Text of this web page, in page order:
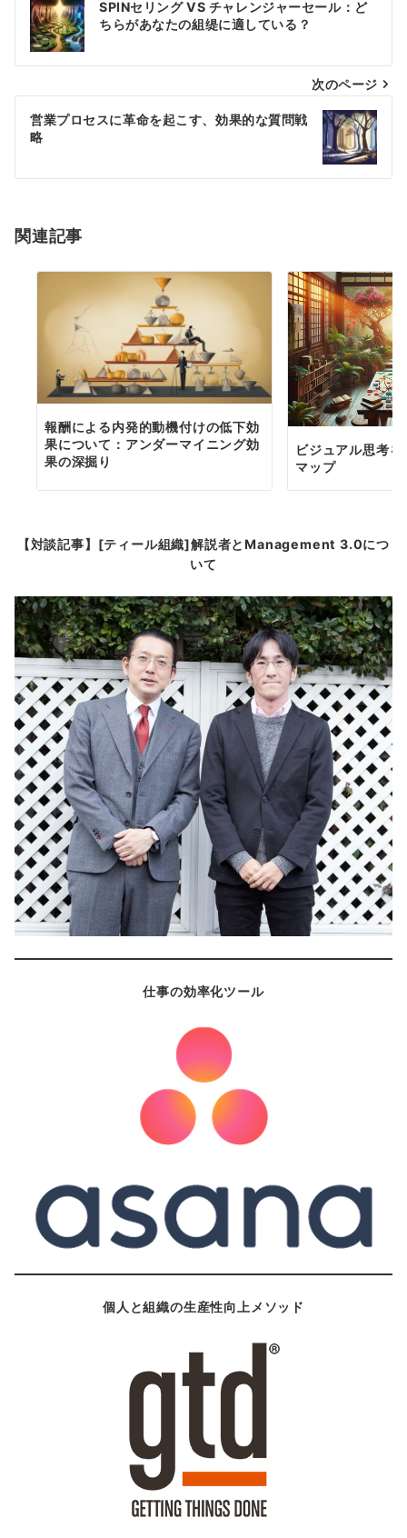
稿
ナ
ビ
ゲ
シ
ン
SPINセリング VS チャレンジャーセール：ど
ちらがあなたの組缇に適している？
次のページ
営業プロセスに革命を起こす、効果的な質問戦
略
関連記事
報酬による内発的動機付けの低下効
果について：アンダーマイニング効
果の深掘り
ビジュアル思考
マップ
【対談記事】[ティール組織]解説者とManagement 3.0につ
いて
仕事の効率化ツール
個人と組織の生産性向上メソッド